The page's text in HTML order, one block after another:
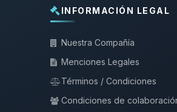
INFORMACIÓN LEGAL
Nuestra Compañía
Menciones Legales
Términos / Condiciones
Condiciones de